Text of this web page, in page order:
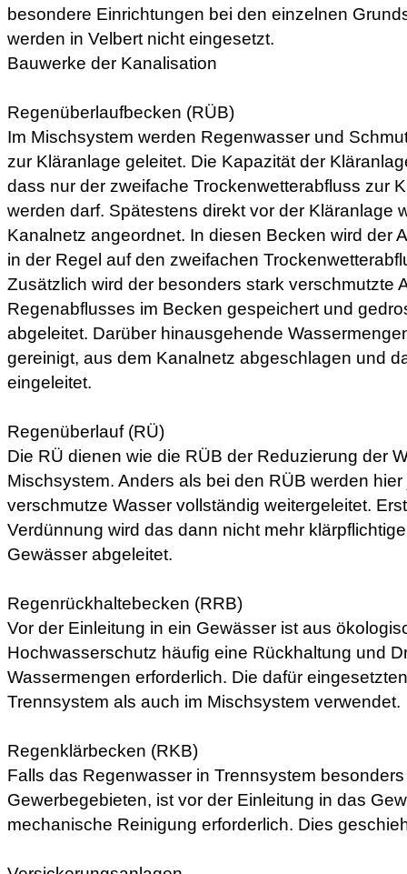
besondere Einrichtungen bei den einzelnen
werden in Velbert nicht eingesetzt.
Bauwerke der Kanalisation
Regenüberlaufbecken (RÜB)
Im Mischsystem werden Regenwasser und
zur Kläranlage geleitet. Die Kapazität der
dass nur der zweifache Trockenwetterabfluss zur
werden darf. Spätestens direkt vor der Kläranlage
Kanalnetz angeordnet. In diesen Becken wird der
in der Regel auf den zweifachen
Zusätzlich wird der besonders stark verschmutzte
Regenabflusses im Becken gespeichert und
abgeleitet. Darüber hinausgehende
gereinigt, aus dem Kanalnetz abgeschlagen und
eingeleitet.
Regenüberlauf (RÜ)
Die RÜ dienen wie die RÜB der Reduzierung der
Mischsystem. Anders als bei den RÜB werden
verschmutze Wasser vollständig weitergeleitet.
Verdünnung wird das dann nicht mehr
Gewässer abgeleitet.
Regenrückhaltebecken (RRB)
Vor der Einleitung in ein Gewässer ist aus
Hochwasserschutz häufig eine Rückhaltung und
Wassermengen erforderlich. Die dafür
Trennsystem als auch im Mischsystem verwendet.
Regenklärbecken (RKB)
Falls das Regenwasser in Trennsystem
Gewerbegebieten, ist vor der Einleitung in das
mechanische Reinigung erforderlich. Dies